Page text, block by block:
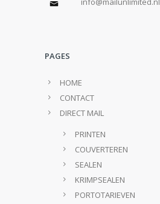
PAGES
HOME
CONTACT
DIRECT MAIL
PRINTEN
COUVERTEREN
SEALEN
KRIMPSEALEN
PORTOTARIEVEN